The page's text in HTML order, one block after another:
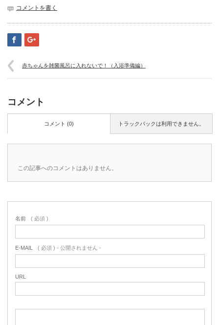
コメントを書く
赤ちゃんを雑菌風呂に入れないで！（入浴準備編）
コメント
トラックバックは利用できません。
コメント (0)
この記事へのコメントはありません。
名前 ( 必須 )
E-MAIL ( 必須 ) - 公開されません -
URL